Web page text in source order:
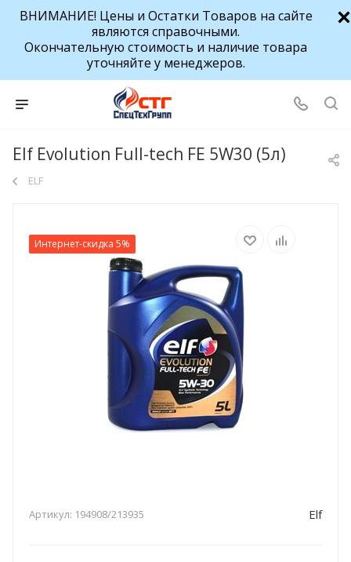
ВНИМАНИЕ! Цены и Остатки Товаров на сайте
являются справочными.
Окончательную стоимость и наличие товара
уточняйте у менеджеров.
Elf Evolution Full-tech FE 5W30 (5л)
ELF
Интернет-скидка 5%
Артикул: 194908/213935 Elf